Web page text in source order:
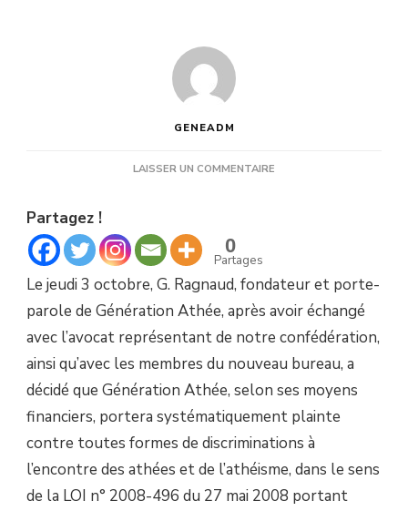
GENEADM
LAISSER UN COMMENTAIRE
NOUS
Partagez !
0
Partages
Le jeudi 3 octobre, G. Ragnaud, fondateur et porte-
parole de Génération Athée, après avoir échangé
avec l’avocat représentant de notre confédération,
ainsi qu’avec les membres du nouveau bureau, a
décidé que Génération Athée, selon ses moyens
financiers, portera systématiquement plainte
contre toutes formes de discriminations à
l’encontre des athées et de l’athéisme, dans le sens
de la LOI n° 2008-496 du 27 mai 2008 portant